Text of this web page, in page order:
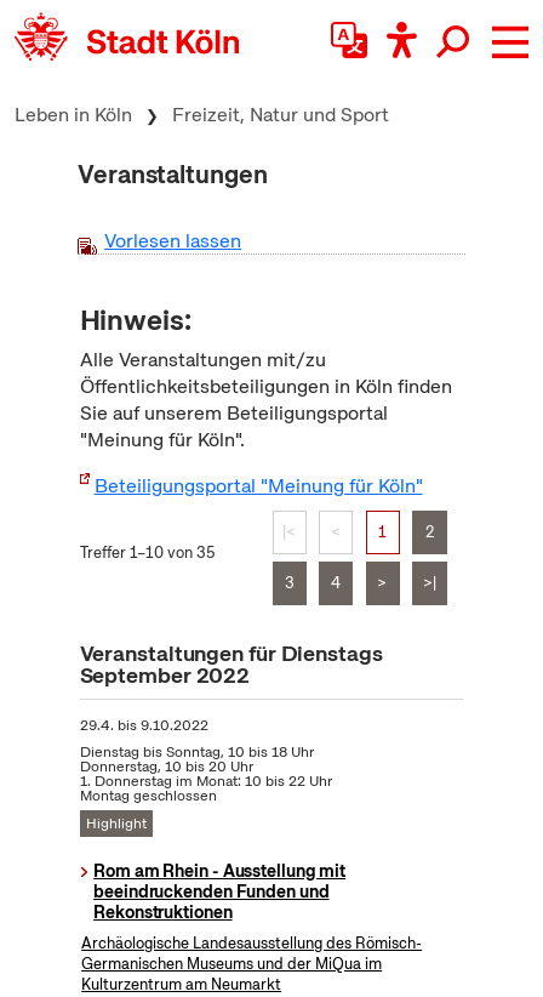
zum Inhalt springen
Leben in Köln Freizeit, Natur und Sport
Veranstaltungen
Vorlesen lassen
Hinweis:
Alle Veranstaltungen mit/zu
Öffentlichkeitsbeteiligungen in Köln finden
Sie auf unserem Beteiligungsportal
"Meinung für Köln".
Beteiligungsportal "Meinung für Köln"
Treffer 1–10 von 35
|< < 1 2
3 4 > >|
Veranstaltungen für Dienstags
September 2022
29.4. bis9.10.2022
Dienstag bis Sonntag, 10 bis 18 Uhr
Donnerstag, 10 bis 20 Uhr
1. Donnerstag im Monat: 10 bis 22 Uhr
Montag geschlossen
Highlight
Rom am Rhein - Ausstellung mit
beeindruckenden Funden und
Rekonstruktionen
Archäologische Landesausstellung des Römisch-
Germanischen Museums und der MiQua im
Kulturzentrum am Neumarkt